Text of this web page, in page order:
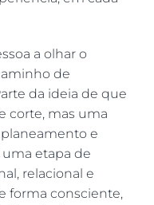
a olhar o
de
da ideia de que
corte, mas uma
e
uma etapa de
relacional e
forma consciente,